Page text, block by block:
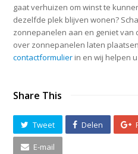
gaat verhuizen om winst te
dezelfde plek blijven wonen?
zonnepanelen aan en geniet van
over zonnepanelen laten
contactformulier in en wij helpen
Share This
Tweet Delen
E-mail